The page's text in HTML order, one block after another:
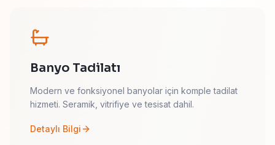
Banyo Tadilatı
Modern ve fonksiyonel banyolar için komple tadilat
hizmeti. Seramik, vitrifiye ve tesisat dahil.
Detaylı Bilgi